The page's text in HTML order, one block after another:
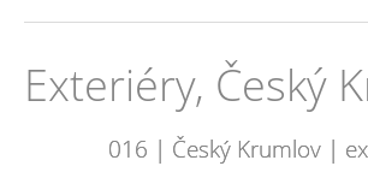
Exteriéry, Český
016 | Český Krumlov |